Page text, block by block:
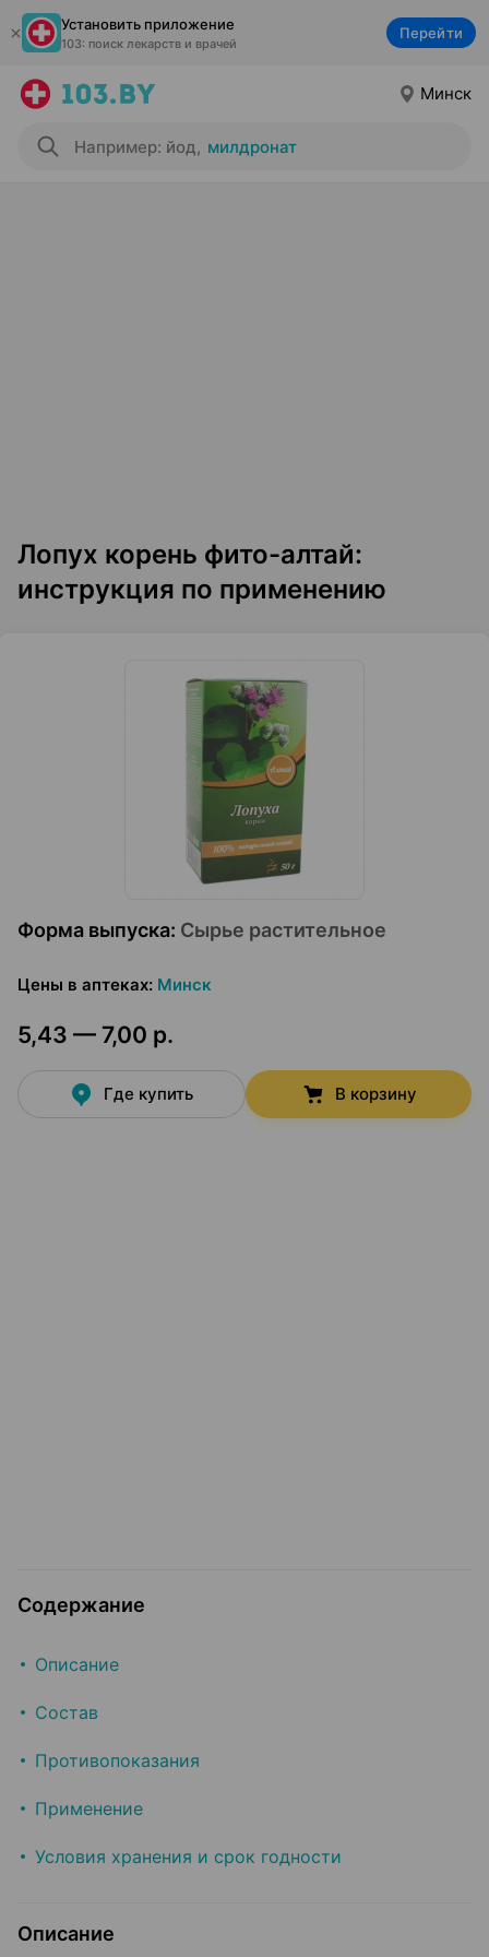
Установить приложение
103: поиск лекарств и врачей
Перейти
Минск
Например: йод, милдронат
Лопух корень фито-алтай:
инструкция по применению
Форма выпуска: Сырье растительное
Цены в аптеках: Минск
5,43 — 7,00 р.
Где купить В корзину
Содержание
Описание
Состав
Противопоказания
Применение
Условия хранения и срок годности
Описание